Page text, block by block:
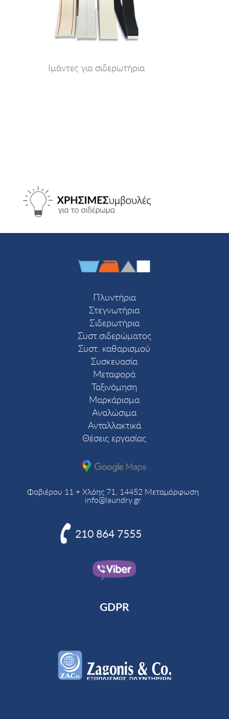
Ιμάντες για σιδερωτήρια
Πλυντήρια
Στεγνωτήρια
Σιδερωτήρια
Συστ.σιδερώματος
Συστ. καθαρισμού
Συσκευασία
Μεταφορά
Ταξινόμηση
Μαρκάρισμα
Αναλώσιμα
Ανταλλακτικά
Θέσεις εργασίας
Φαβιέρου 11 + Χλόης 71, 14452 Μεταμόρφωση
info@laundry.gr
210 864 7555
GDPR